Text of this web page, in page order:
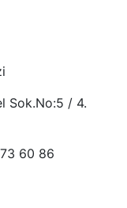
Sok.No:5 / 4.
60 86